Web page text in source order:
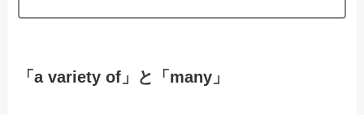
「a variety of」と「many」